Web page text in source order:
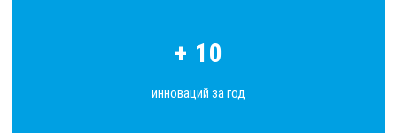
+ 10
инноваций за год